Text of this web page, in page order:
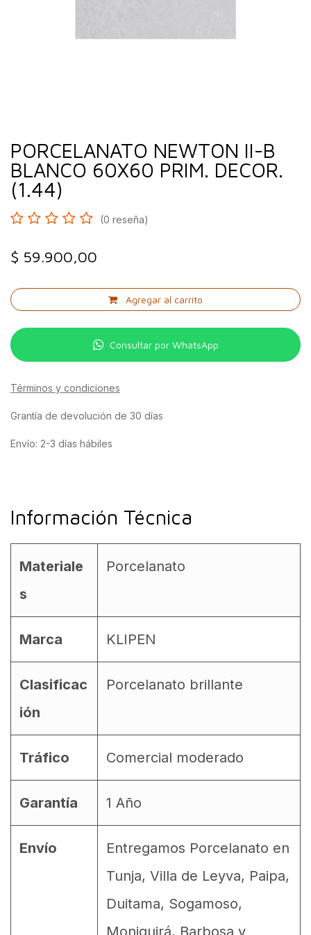
PORCELANATO NEWTON II-B
BLANCO 60X60 PRIM. DECOR.
(1.44)
(0 reseña)
$ 59.900,00
Agregar al carrito
Consultar por WhatsApp
Términos y condiciones
Grantía de devolución de 30 días
Envío: 2-3 días hábiles
Información Técnica
Materiale
s
Porcelanato
Marca KLIPEN
Clasificac
ión
Porcelanato brillante
Tráfico Comercial moderado
Garantía 1 Año
Envío
Entregamos Porcelanato en
Tunja, Villa de Leyva, Paipa,
Duitama, Sogamoso,